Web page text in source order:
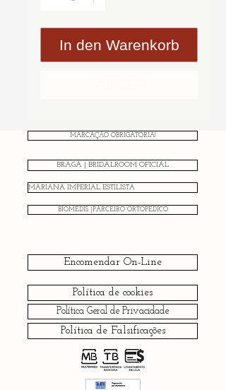
In den Warenkorb
MARCAÇÃO OBRIGATÓRIA!
BRAGA | BRIDALROOM OFICIAL
MARIANA IMPERIAL ESTILISTA
BIOMEDIS |PARCEIRO ORTOPÉDICO
Encomendar On-Line
Política de cookies
Política Geral de Privacidade
Política de Falsificações